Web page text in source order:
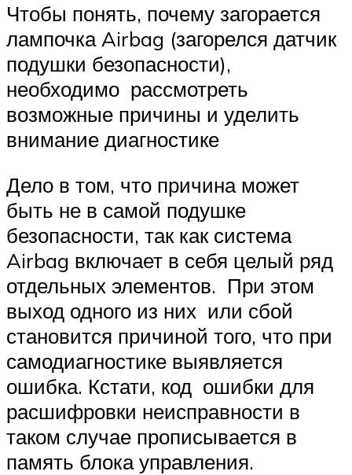
Чтобы понять, почему загорается
лампочка Airbag (загорелся датчик
подушки безопасности),
необходимо рассмотреть
возможные причины и уделить
внимание диагностике
Дело в том, что причина может
быть не в самой подушке
безопасности, так как система
Airbag включает в себя целый ряд
отдельных элементов. При этом
выход одного из них или сбой
становится причиной того, что при
самодиагностике выявляется
ошибка. Кстати, код ошибки для
расшифровки неисправности в
таком случае прописывается в
память блока управления.